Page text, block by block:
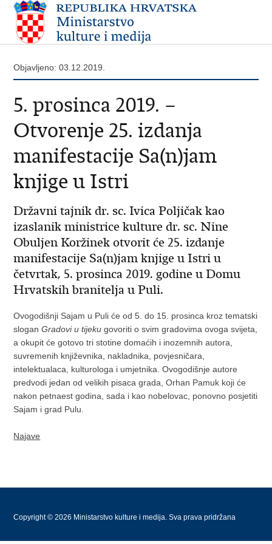
Objavljeno: 03.12.2019.
5. prosinca 2019. –
Otvorenje 25. izdanja
manifestacije Sa(n)jam
knjige u Istri
Državni tajnik dr. sc. Ivica Poljičak kao
izaslanik ministrice kulture dr. sc. Nine
Obuljen Koržinek otvorit će 25. izdanje
manifestacije Sa(n)jam knjige u Istri u
četvrtak, 5. prosinca 2019. godine u Domu
Hrvatskih branitelja u Puli.
Ovogodišnji Sajam u Puli će od 5. do 15. prosinca kroz tematski
sloganGradovi u tijeku govoriti o svim gradovima ovoga svijeta,
a okupit će gotovo tri stotine domaćih i inozemnih autora,
suvremenih književnika, nakladnika, povjesničara,
intelektualaca, kulturologa i umjetnika. Ovogodišnje autore
predvodi jedan od velikih pisaca grada, Orhan Pamuk koji će
nakon petnaest godina, sada i kao nobelovac, ponovno posjetiti
Sajam i grad Pulu.
Najave
Copyright © 2026 Ministarstvo kulture i medija. Sva prava pridržana